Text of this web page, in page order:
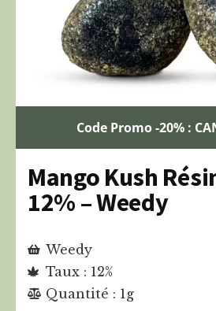
Code Promo -20% :
Mango Kush
12% – Weedy
Weedy
Taux : 12%
Quantité : 1g